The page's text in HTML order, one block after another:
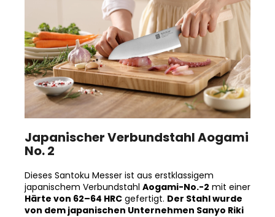
Japanischer Verbundstahl Aogami
No. 2
japanischem VerbundstahlAogami-No.-2mit einer
Härte von 62–64 HRCgefertigt.Der Stahl wurde
von dem japanischen Unternehmen Sanyo Riki
entwickelt und geliefert.